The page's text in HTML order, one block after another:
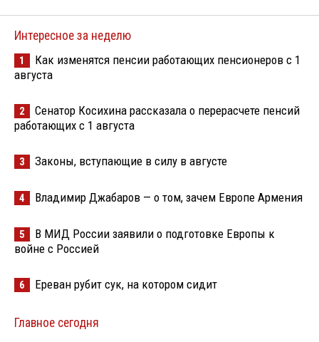
Интересное за неделю
1
Как изменятся пенсии работающих пенсионеров с 1
августа
2
Сенатор Косихина рассказала о перерасчете пенсий
работающих с 1 августа
3 Законы, вступающие в силу в августе
4 Владимир Джабаров — о том, зачем Европе Армения
5
В МИД России заявили о подготовке Европы к
войне с Россией
6 Ереван рубит сук, на котором сидит
Главное сегодня